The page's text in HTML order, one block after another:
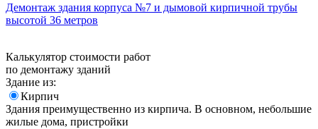
Демонтаж здания корпуса №7 и дымовой кирпичной трубы
высотой 36 метров
Калькулятор стоимости работ
по демонтажу зданий
Здание из:
Кирпич
Здания преимущественно из кирпича. В основном, небольшие
жилые дома, пристройки